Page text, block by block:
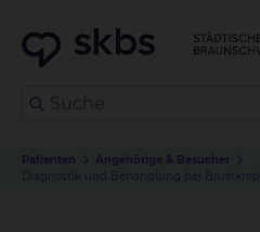
Patienten
Angehörige & Besucher
Diagnostik und Behandlung bei Brustkrebs